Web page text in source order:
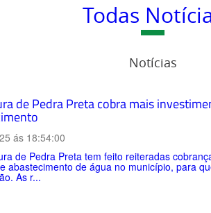
Todas
Notícias
de Pedra Preta cobra mais
ás 18:54:00
de Pedra Preta tem feito reiteradas
abastecimento de água no município, para
As r...